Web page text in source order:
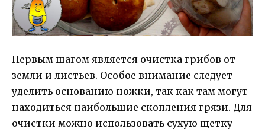
Первым шагом является очистка грибов от
земли и листьев. Особое внимание следует
уделить основанию ножки, так как там могут
находиться наибольшие скопления грязи. Для
очистки можно использовать сухую щетку